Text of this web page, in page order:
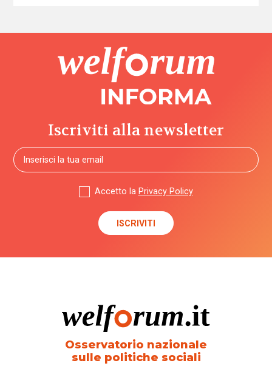
Iscriviti alla newsletter
Accetto la Privacy Policy
Osservatorio nazionale
sulle politiche sociali